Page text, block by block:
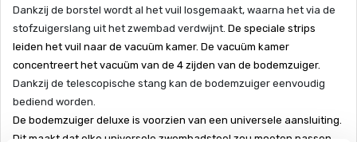
Dankzij de borstel wordt al het vuil losgemaakt, waarna het via de
stofzuigerslang uit het zwembad verdwijnt. De speciale strips
leiden het vuil naar de vacuüm kamer. De vacuüm kamer
concentreert het vacuüm van de 4 zijden van de bodemzuiger.
Dankzij de telescopische stang kan de bodemzuiger eenvoudig
bediend worden.
De bodemzuiger deluxe is voorzien van een universele aansluiting.
Dit maakt dat elke universele zwembadsteel zou moeten passen